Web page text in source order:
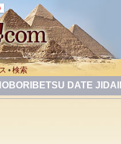
• 検索
DATE